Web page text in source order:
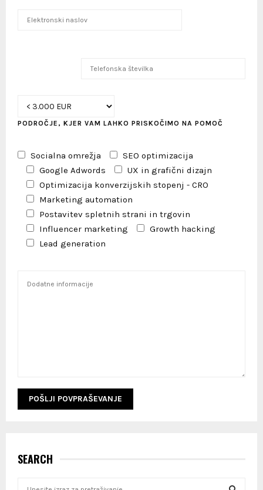
PODROČJE, KJER VAM LAHKO PRISKOČIMO NA POMOČ
Socialna omrežja
SEO optimizacija
Google Adwords
UX in grafični dizajn
Optimizacija konverzijskih stopenj - CRO
Marketing automation
Postavitev spletnih strani in trgovin
Influencer marketing
Growth hacking
Lead generation
SEARCH